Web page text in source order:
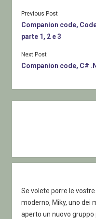
Previous Post
Companion code,
parte 1, 2 e 3
Next Post
Companion code, C#
Se volete porre le
moderno, Miky, uno dei
aperto un nuovo gruppo